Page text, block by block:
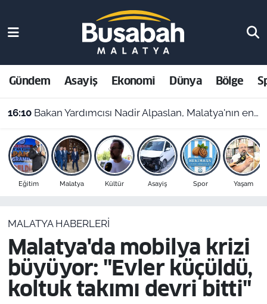
Gündem Asayiş Ekonomi Dünya Bölge
16:10 Bakan Yardımcısı Nadir Alpaslan, Malatya'nın en büyük kütüphanesini inceledi
Eğitim Malatya Kültür Asayiş Spor Yaşam
MALATYA HABERLERI
Malatya'da mobilya krizi
büyüyor: "Evler küçüldü,
koltuk takımı devri bitti"
Asayiş
Ekonomi
Dünya
Bölge
Resmi İlanlar
Malatya Nöbetçi Eczaneler
Malatya Hava Durumu
Malatya Namaz Vakitleri
Malatya Trafik Yoğunluk Haritası
Süper Lig Puan Durumu ve Fikstür
Son Dakika Haberleri
Haber Arşivi